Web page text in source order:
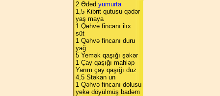
2 Ədəd yumurta
1,5 Kibrit qutusu qədər
yaş maya
1 Qəhvə fincanı ilıx
süt
1 Qəhvə fincanı duru
yağ
5 Yemək qaşığı şəkər
1 Çay qaşığı mahləp
Yarım çay qaşığı duz
4,5 Stəkan un
1 Qəhvə fincanı dolusu
yekə döyülmüş badəm